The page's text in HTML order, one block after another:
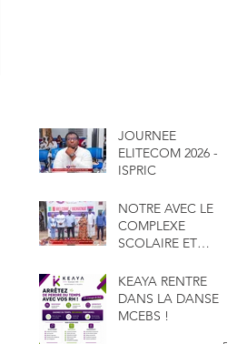
JOURNEE
ELITECOM 2026 -
ISPRIC
NOTRE AVEC LE
COMPLEXE
SCOLAIRE ET
GAKOU
KEAYA RENTRE
DANS LA DANSE
MCEBS !